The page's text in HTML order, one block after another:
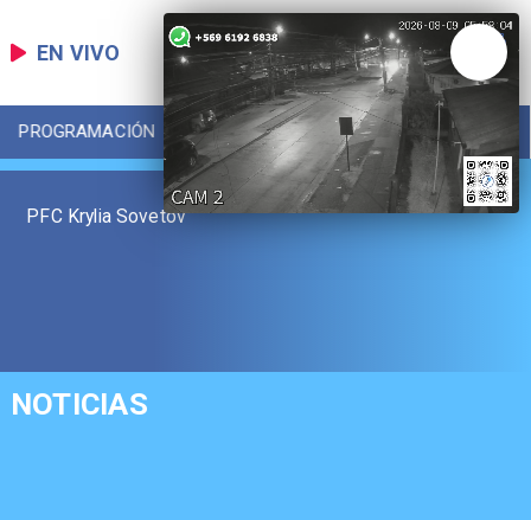
EN VIVO
PROGRAMACIÓN LOCAL DEPORTES
PFC Krylia Sovetov
NOTICIAS